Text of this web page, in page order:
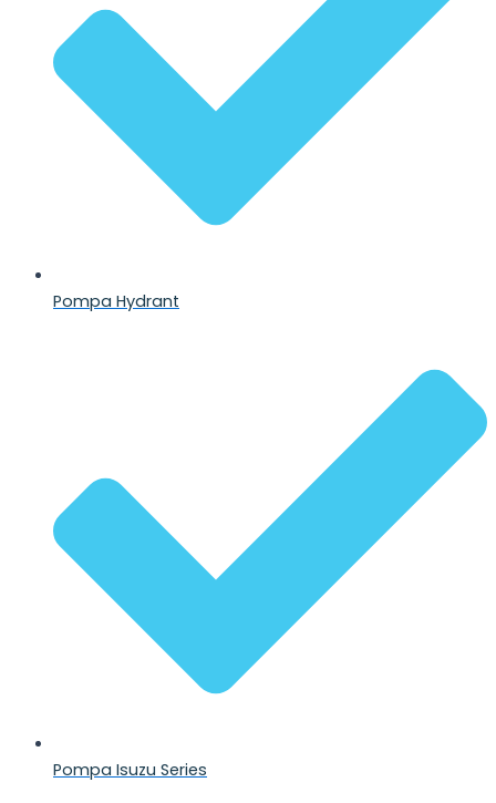
Pompa Hydrant
Pompa Isuzu Series